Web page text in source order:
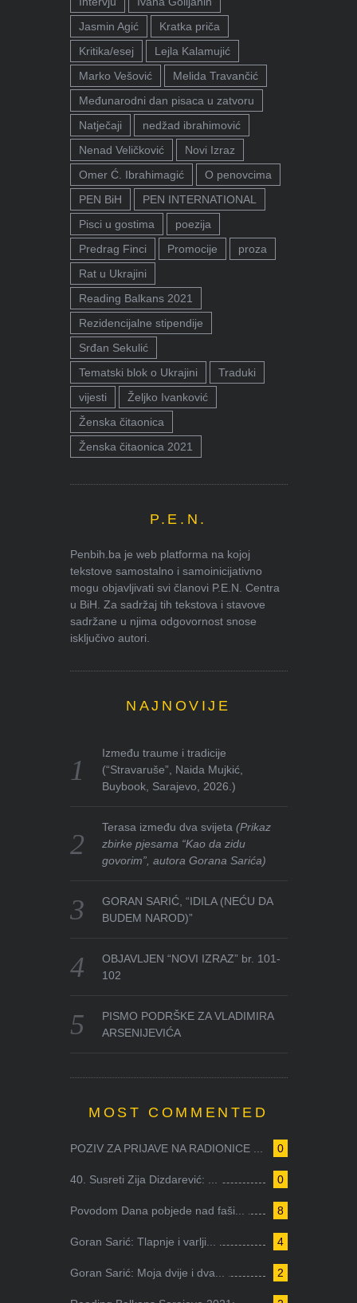
Jasmin Agić
Kratka priča
Kritika/esej
Lejla Kalamujić
Marko Vešović
Melida Travančić
Međunarodni dan pisaca u zatvoru
Natječaji
nedžad ibrahimović
Nenad Veličković
Novi Izraz
Omer Ć. Ibrahimagić
O penovcima
PEN BiH
PEN INTERNATIONAL
Pisci u gostima
poezija
Predrag Finci
Promocije
proza
Rat u Ukrajini
Reading Balkans 2021
Rezidencijalne stipendije
Srđan Sekulić
Tematski blok o Ukrajini
Traduki
vijesti
Željko Ivanković
Ženska čitaonica
Ženska čitaonica 2021
P.E.N.
Penbih.ba je web platforma na kojoj
tekstove samostalno i samoinicijativno
mogu objavljivati svi članovi P.E.N. Centra
u BiH. Za sadržaj tih tekstova i stavove
sadržane u njima odgovornost snose
isključivo autori.
NAJNOVIJE
Između traume i tradicije
(“Stravaruše”, Naida Mujkić,
Buybook, Sarajevo, 2026.)
Terasa između dva svijeta(Prikaz
zbirke pjesama “Kao da zidu
govorim”, autora Gorana Sarića)
GORAN SARIĆ, “IDILA (NEĆU DA
BUDEM NAROD)”
OBJAVLJEN “NOVI IZRAZ” br. 101-
102
PISMO PODRŠKE ZA VLADIMIRA
ARSENIJEVIĆA
MOST COMMENTED
0
POZIV ZA PRIJAVE NA RADIONICE ...
0
40. Susreti Zija Dizdarević: ...
8
Povodom Dana pobjede nad faši...
4
Goran Sarić: Tlapnje i varlji...
2
Goran Sarić: Moja dvije i dva...